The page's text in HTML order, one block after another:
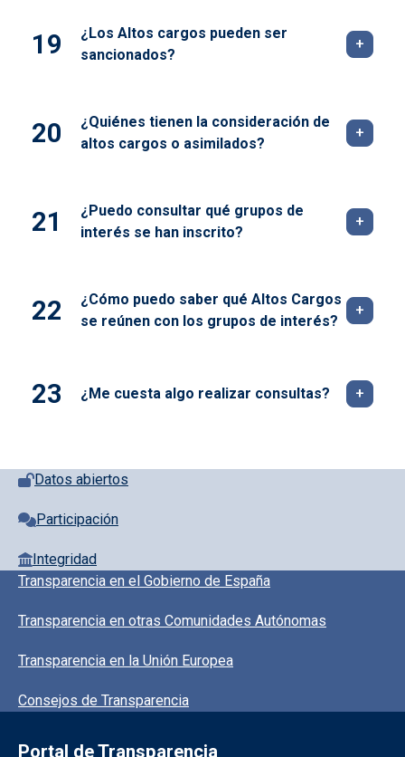
¿Los Altos cargos pueden ser
sancionados?
¿Quiénes tienen la consideración de
altos cargos o asimilados?
¿Puedo consultar qué grupos de
interés se han inscrito?
¿Cómo puedo saber qué Altos Cargos
se reúnen con los grupos de interés?
¿Me cuesta algo realizar consultas?
Pie de página con iconos
Datos abiertos
Participación
Integridad
Pie de pagina información
Transparencia en el Gobierno de España
Transparencia en otras Comunidades Autónomas
Transparencia en la Unión Europea
Consejos de Transparencia
Portal de Transparencia